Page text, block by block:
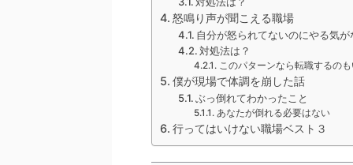
怒鳴り声が聞こえる職場
自分が怒られてないのにやる気が
対処法は？
このパターンなら転職するの
僕が現場で体調を崩した話
ぶっ倒れてわかったこと
あなたが倒れる必要はない
行ってはいけない職場ベスト３